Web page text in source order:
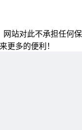
站对此不承担任何保
更多的便利！